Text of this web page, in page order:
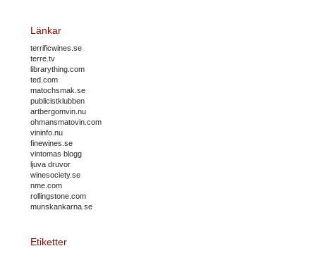
Länkar
terrificwines.se
terre.tv
librarything.com
ted.com
matochsmak.se
publicistklubben
artbergomvin.nu
ohmansmatovin.com
vininfo.nu
finewines.se
vintomas blogg
ljuva druvor
winesociety.se
nme.com
rollingstone.com
munskankarna.se
Etiketter